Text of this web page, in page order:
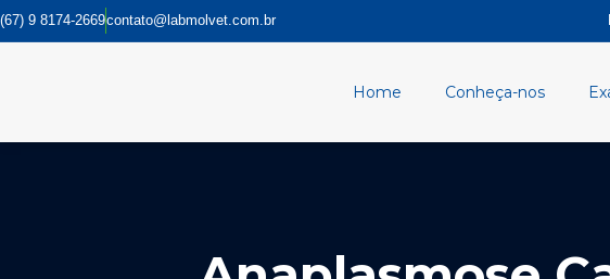
Ir
para
(67) 9 8174-2669contato@labmolvet.com.br
Home Conheça-nos